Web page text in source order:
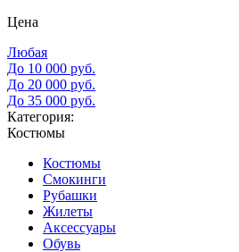
Цена
Любая
До 10 000 руб.
До 20 000 руб.
До 35 000 руб.
Категория:
Костюмы
Костюмы
Смокинги
Рубашки
Жилеты
Аксессуары
Обувь